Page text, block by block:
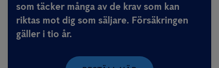
som täcker många av de krav som kan
riktas mot dig som säljare. Försäkringen
gäller i tio år.